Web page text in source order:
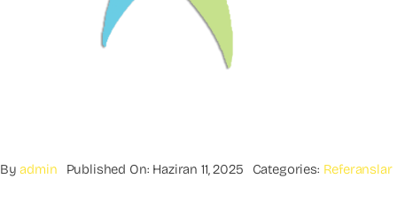
Byadmin Published On: Haziran 11, 2025 Categories: Referanslar